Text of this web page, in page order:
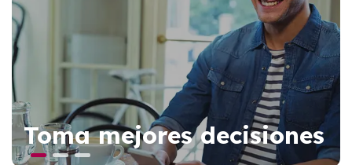
Toma mejores decisiones